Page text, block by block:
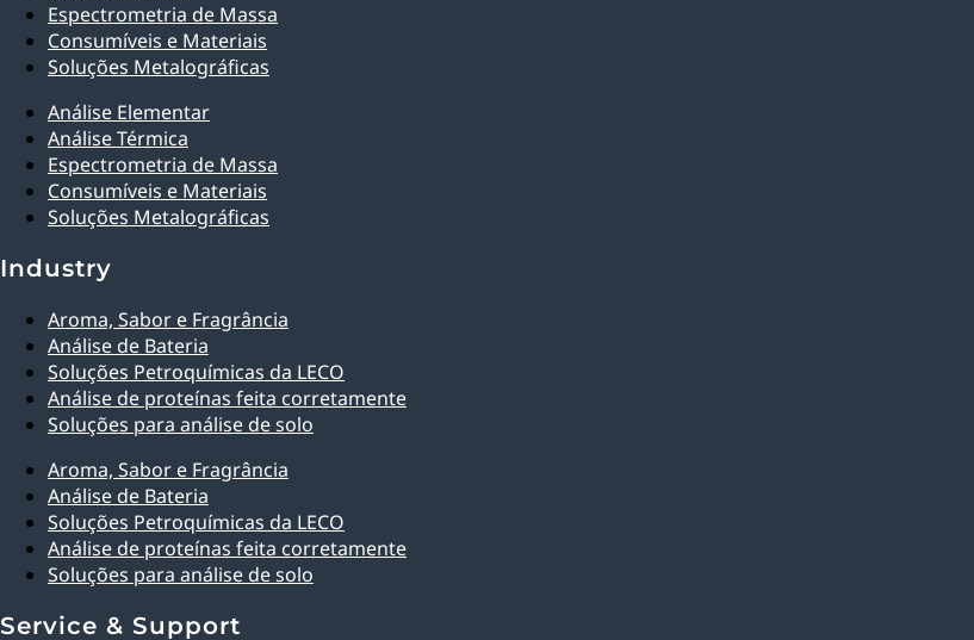
Espectrometria de Massa
Consumíveis e Materiais
Soluções Metalográficas
Análise Elementar
Análise Térmica
Espectrometria de Massa
Consumíveis e Materiais
Soluções Metalográficas
Industry
Aroma, Sabor e Fragrância
Análise de Bateria
Soluções Petroquímicas da LECO
Análise de proteínas feita corretamente
Soluções para análise de solo
Aroma, Sabor e Fragrância
Análise de Bateria
Soluções Petroquímicas da LECO
Análise de proteínas feita corretamente
Soluções para análise de solo
Service & Support